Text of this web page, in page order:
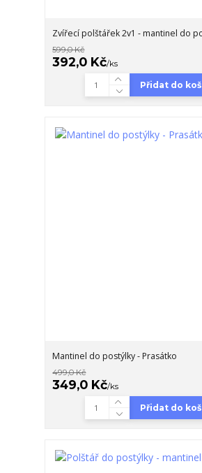
Zvířecí polštářek 2v1 - mantinel do
599,0 Kč
392,0 Kč/ks
Přidat do
Mantinel do postýlky - Prasátko
499,0 Kč
349,0 Kč/ks
Přidat do